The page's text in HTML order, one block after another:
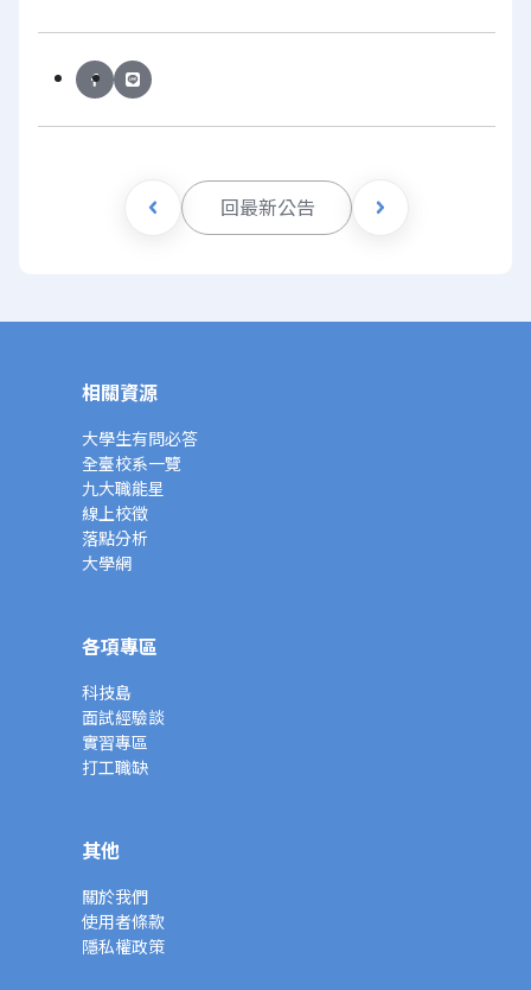
回最新公告
相關資源
大學生有問必答
全臺校系一覽
九大職能星
線上校徵
落點分析
大學網
各項專區
科技島
面試經驗談
實習專區
打工職缺
其他
關於我們
使用者條款
隱私權政策